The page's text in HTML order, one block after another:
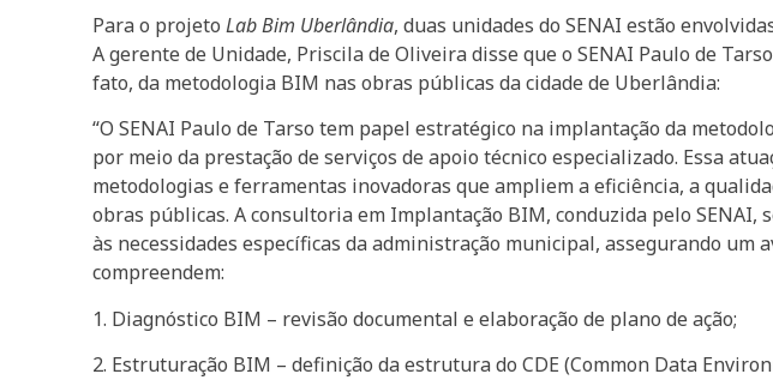
Para o projetoLab Bim Uberlândia, duas unidades do SENAI estão
A gerente de Unidade, Priscila de Oliveira disse que o SENAI Paulo de
fato, da metodologia BIM nas obras públicas da cidade de Uberlândia:
“O SENAI Paulo de Tarso tem papel estratégico na implantação da
por meio da prestação de serviços de apoio técnico especializado. Essa
metodologias e ferramentas inovadoras que ampliem a eficiência, a
obras públicas. A consultoria em Implantação BIM, conduzida pelo
às necessidades específicas da administração municipal, assegurando um
compreendem:
1. Diagnóstico BIM – revisão documental e elaboração de plano de ação;
2. Estruturação BIM – definição da estrutura do CDE (Common Data